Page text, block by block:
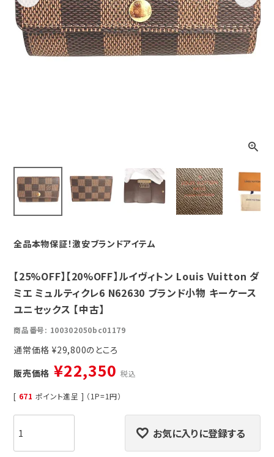
Previous Next
全品本物保証！激安ブランドアイテム
【25%OFF】【20%OFF】ルイヴィトン Louis Vuitton ダ
ミエ ミュルティクレ6 N62630 ブランド小物 キーケース
ユニセックス 【中古】
商品番号 100302050bc01179
通常価格 ¥29,800
販売価格 ¥22,350 税込
[ 671 ポイント進呈 ] （1P=1円）
お気に入りに登録する